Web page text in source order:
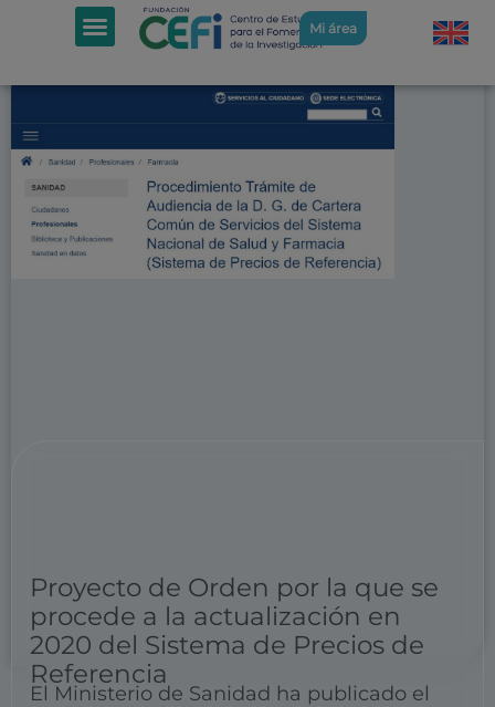
Mi área
Proyecto de Orden por la que se
procede a la actualización en
2020 del Sistema de Precios de
Referencia
El Ministerio de Sanidad ha publicado el